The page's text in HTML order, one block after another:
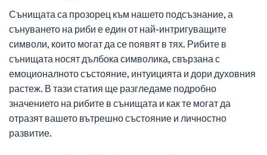
Сънищата са прозорец към нашето подсъзнание, а
сънуването на риби е един от най-интригуващите
символи, които могат да се появят в тях. Рибите в
сънищата носят дълбока символика, свързана с
емоционалното състояние, интуицията и дори духовния
растеж. В тази статия ще разгледаме подробно
значението на рибите в сънищата и как те могат да
отразят вашето вътрешно състояние и личностно
развитие.